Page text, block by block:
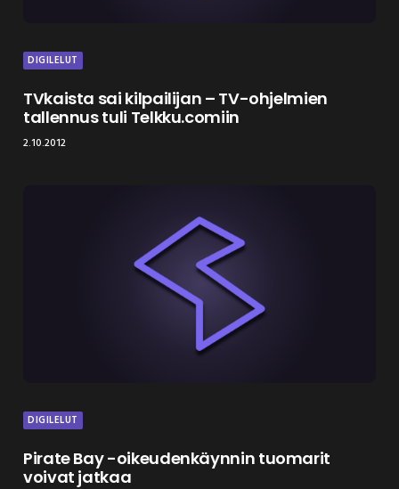
DIGILELUT
TVkaista sai kilpailijan – TV-ohjelmien
tallennus tuli Telkku.comiin
2.10.2012
DIGILELUT
Pirate Bay -oikeudenkäynnin tuomarit
voivat jatkaa